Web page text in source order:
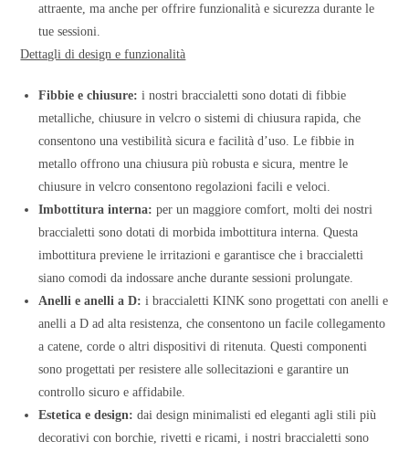
attraente, ma anche per offrire funzionalità e sicurezza durante le
tue sessioni.
Dettagli di design e funzionalità
Fibbie e chiusure: i nostri braccialetti sono dotati di fibbie
metalliche, chiusure in velcro o sistemi di chiusura rapida, che
consentono una vestibilità sicura e facilità d’uso. Le fibbie in
metallo offrono una chiusura più robusta e sicura, mentre le
chiusure in velcro consentono regolazioni facili e veloci.
Imbottitura interna: per un maggiore comfort, molti dei nostri
braccialetti sono dotati di morbida imbottitura interna. Questa
imbottitura previene le irritazioni e garantisce che i braccialetti
siano comodi da indossare anche durante sessioni prolungate.
Anelli e anelli a D: i braccialetti KINK sono progettati con anelli e
anelli a D ad alta resistenza, che consentono un facile collegamento
a catene, corde o altri dispositivi di ritenuta. Questi componenti
sono progettati per resistere alle sollecitazioni e garantire un
controllo sicuro e affidabile.
Estetica e design: dai design minimalisti ed eleganti agli stili più
decorativi con borchie, rivetti e ricami, i nostri braccialetti sono